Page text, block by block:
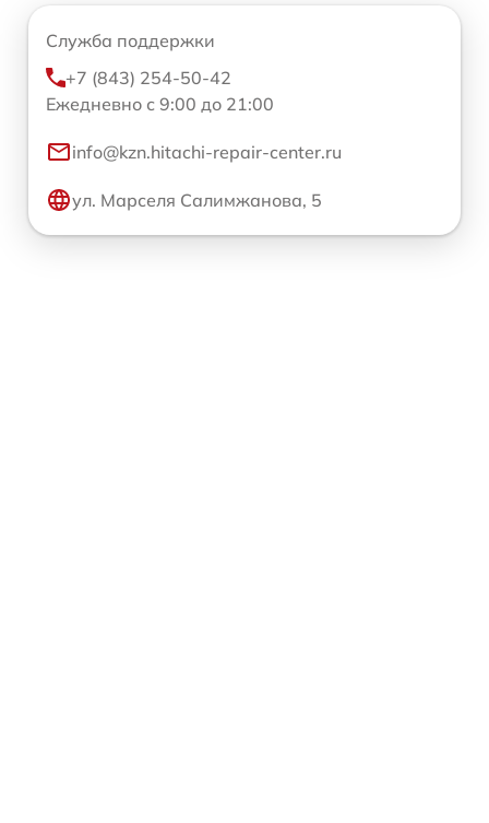
Служба поддержки
+7 (843) 254-50-42
Ежедневно с 9:00 до 21:00
info@kzn.hitachi-repair-center.ru
ул. Марселя Салимжанова, 5